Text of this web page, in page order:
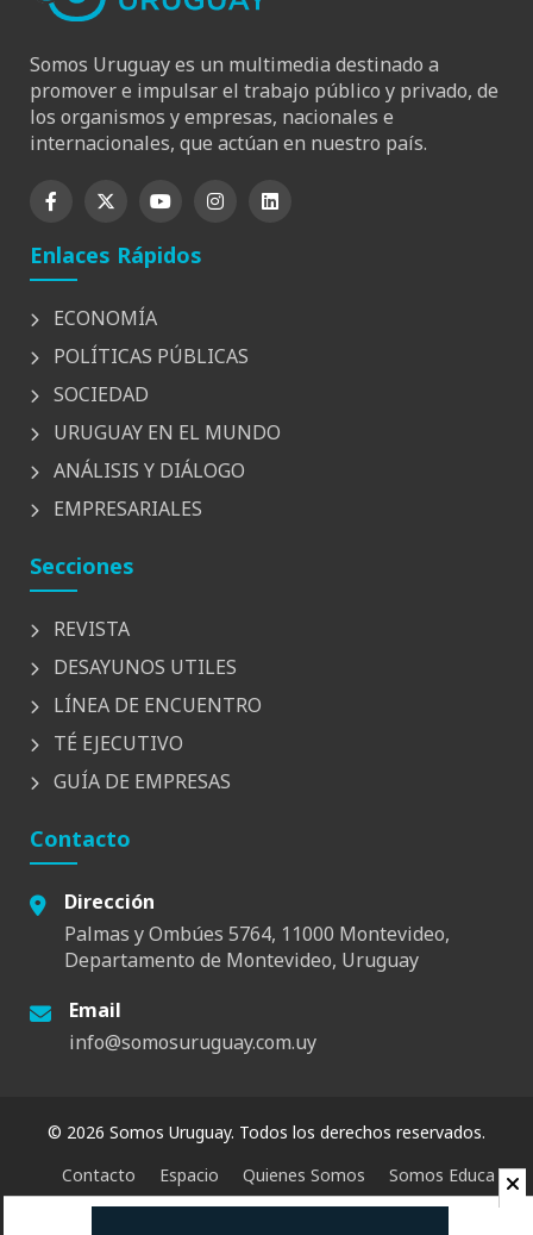
Somos Uruguay es un multimedia destinado a
promover e impulsar el trabajo público y privado, de
los organismos y empresas, nacionales e
internacionales, que actúan en nuestro país.
Enlaces Rápidos
ECONOMÍA
POLÍTICAS PÚBLICAS
SOCIEDAD
URUGUAY EN EL MUNDO
ANÁLISIS Y DIÁLOGO
EMPRESARIALES
Secciones
REVISTA
DESAYUNOS UTILES
LÍNEA DE ENCUENTRO
TÉ EJECUTIVO
GUÍA DE EMPRESAS
Contacto
Dirección
Palmas y Ombúes 5764, 11000 Montevideo,
Departamento de Montevideo, Uruguay
Email
info@somosuruguay.com.uy
© 2026 Somos Uruguay. Todos los derechos reservados.
Contacto
Espacio Quienes Somos Somos Educa